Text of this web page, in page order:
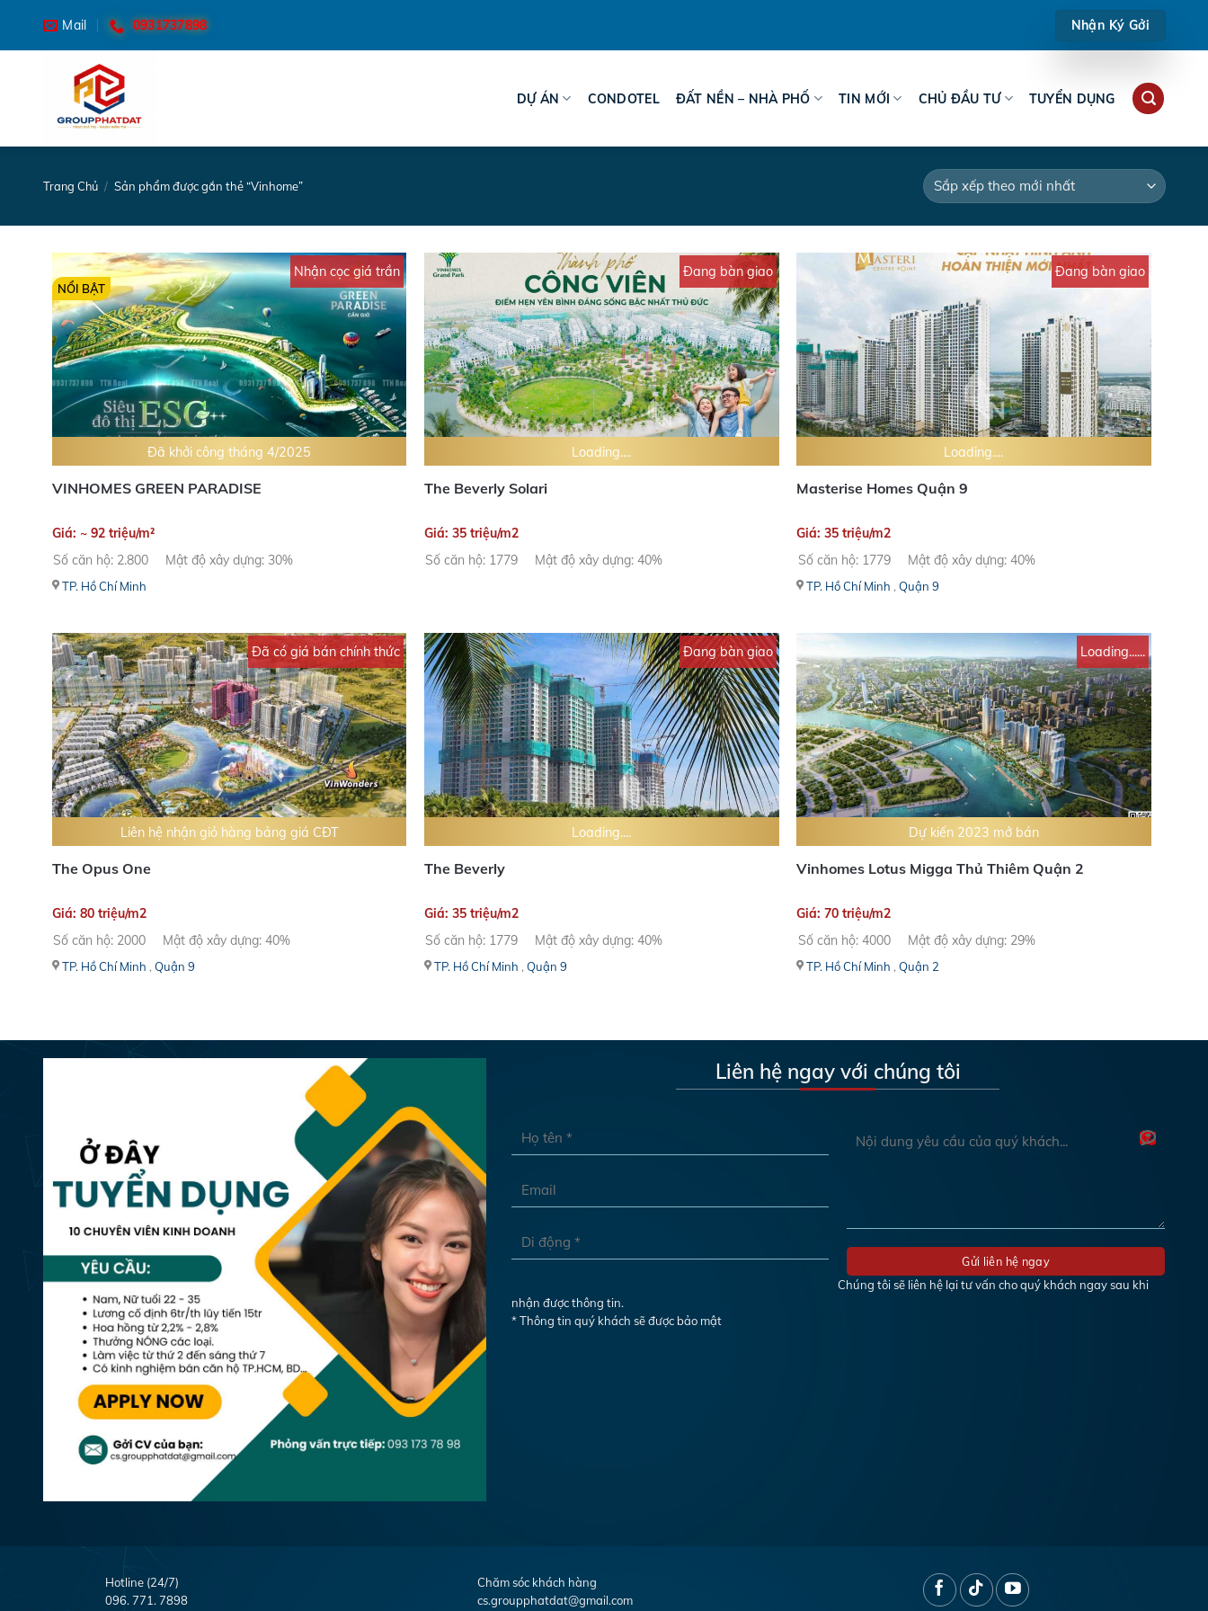
Mail 0931737898 Nhận Ký Gởi
DỰ ÁN CONDOTEL ĐẤT NỀN – NHÀ PHỐ TIN MỚI CHỦ ĐẦU TƯ TUYỂN DỤNG
Trang Chủ / Sản phẩm được gắn thẻ “Vinhome”
Nhận cọc giá trần
Đã khởi công tháng 4/2025
NỔI BẬT
VINHOMES GREEN PARADISE
Giá: ~ 92 triệu/m²
Số căn hộ: 2.800
Mật độ xây dựng: 30%
TP. Hồ Chí Minh
Đang bàn giao
Loading....
The Beverly Solari
Giá: 35 triệu/m2
Số căn hộ: 1779
Mật độ xây dựng: 40%
Đang bàn giao
Loading....
Masterise Homes Quận 9
Giá: 35 triệu/m2
Số căn hộ: 1779
Mật độ xây dựng: 40%
TP. Hồ Chí Minh ,Quận 9
Đã có giá bán chính thức
Liên hệ nhận giỏ hàng bảng giá CĐT
The Opus One
Giá: 80 triệu/m2
Số căn hộ: 2000
Mật độ xây dựng: 40%
TP. Hồ Chí Minh , Quận 9
Đang bàn giao
Loading....
The Beverly
Giá: 35 triệu/m2
Số căn hộ: 1779
Mật độ xây dựng: 40%
TP. Hồ Chí Minh , Quận 9
Loading......
Dự kiến 2023 mở bán
Vinhomes Lotus Migga Thủ Thiêm Quận 2
Giá: 70 triệu/m2
Số căn hộ: 4000
Mật độ xây dựng: 29%
TP. Hồ Chí Minh ,Quận 2
Liên hệ ngay với chúng tôi
Chúng tôi sẽ liên hệ lại tư vấn cho quý khách ngay sau khi
nhận được thông tin.
* Thông tin quý khách sẽ được bảo mật
Hotline (24/7)
096. 771. 7898
Chăm sóc khách hàng
cs.groupphatdat@gmail.com